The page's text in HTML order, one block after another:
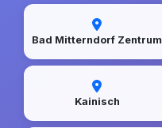
Bad Mitterndorf Zentrum
Kainisch